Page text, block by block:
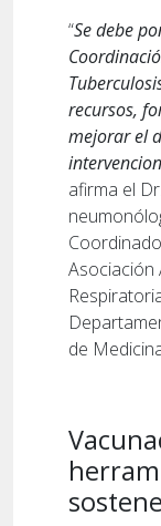
“Se debe
recursos,
mejorar el
afirma el
Asociación
de